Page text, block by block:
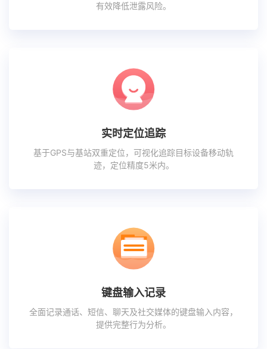
有效降低泄露风险。
实时定位追踪
基于GPS与基站双重定位，可视化追踪目标设备移动轨
迹，定位精度5米内。
键盘输入记录
全面记录通话、短信、聊天及社交媒体的键盘输入内容，
提供完整行为分析。